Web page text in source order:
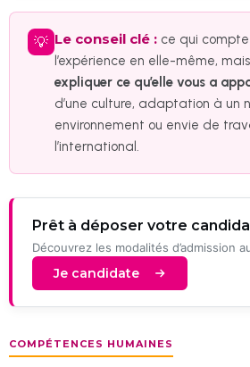
💡 Le conseil clé : ce qui compte
l’expérience en elle-même,
expliquer ce qu’elle vous a
d’une culture, adaptation à un
environnement ou envie de
l’international.
Prêt à déposer votre
Découvrez les modalités d’admission
Je candidate
COMPÉTENCES HUMAINES